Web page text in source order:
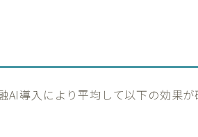
AI導入により平均して以下の効果が